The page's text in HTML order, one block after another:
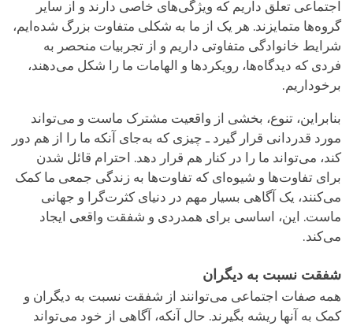
اجتماعی تعلق داریم که ویژگی‌های خاصی دارند و از سایر
گروه‌ها متمایز‌ند. هر یک از ما به شکلی متفاوت بزرگ شده‌ایم،
شرایط خانوادگی متفاوتی داریم و از تجربیات منحصر به
فردی که دیدگاه‌ها، رویکردها و الهامات ما را شکل می‌دهند،
برخوداریم.
بنابراین، تنوع، بخشی از واقعیت مشترک ماست و می‌تواند
مورد قدردانی قرار گیرد ـ چیزی که به‌جای آنکه ما را از هم دور
کند، می‌تواند ما را در کنار هم قرار دهد. احترام قائل شدن
برای تفاوت‌ها و شیوه‌ای که تفاوت‌ها به زندگی جمعی ما کمک
می‌کنند، یک آگاهی بسیار مهم در دنیای کثرت‌گرا و جهانی
ماست. این، اساسی برای همدردی و شفقت واقعی ایجاد
می‌کند.
شفقت نسبت به دیگران
همه صفات اجتماعی می‌توانند از شفقت نسبت به دیگران و
کمک به آنها ریشه بگیرند. حال آنکه، آگاهی از خود می‌تواند